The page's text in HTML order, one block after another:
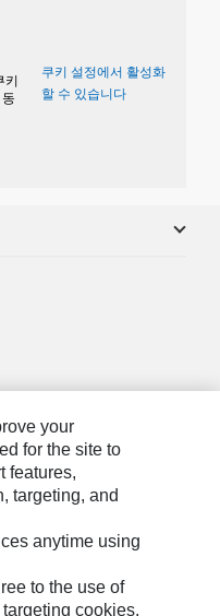
키
쿠키 설정에서 활성화
할 수 있습니다
your
for the site to
features,
targeting, and
anytime using
to the use of
cookies.